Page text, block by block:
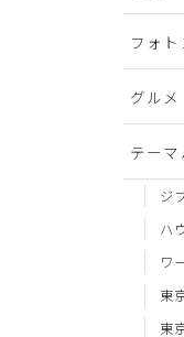
フォ
グルメ
テーマ
ジ
ハ
ワ
東
東